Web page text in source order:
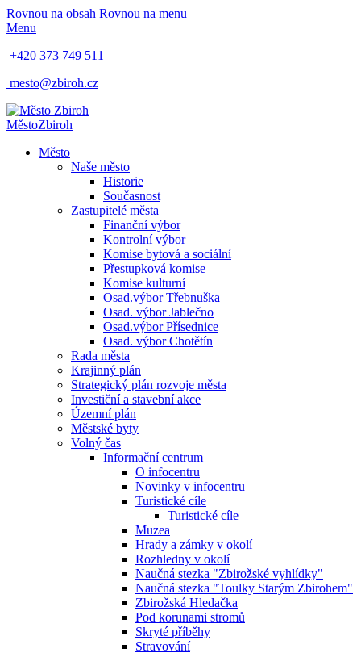
Rovnou na obsah Rovnou na menu
Menu
+420 373 749 511
mesto@zbiroh.cz
MěstoZbiroh
Město
Naše město
Historie
Současnost
Zastupitelé města
Finanční výbor
Kontrolní výbor
Komise bytová a sociální
Přestupková komise
Komise kulturní
Osad.výbor Třebnuška
Osad. výbor Jablečno
Osad.výbor Přísednice
Osad. výbor Chotětín
Rada města
Krajinný plán
Strategický plán rozvoje města
Investiční a stavební akce
Územní plán
Městské byty
Volný čas
Informační centrum
O infocentru
Novinky v infocentru
Turistické cíle
Turistické cíle
Muzea
Hrady a zámky v okolí
Rozhledny v okolí
Naučná stezka "Zbirožské vyhlídky"
Naučná stezka "Toulky Starým Zbirohem"
Zbirožská Hledačka
Pod korunami stromů
Skryté příběhy
Stravování